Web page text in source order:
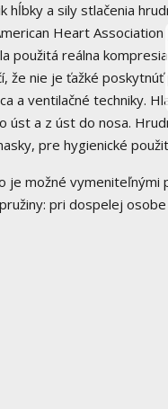
hĺbky a sily stlačenia
Heart Association
použitá reálna
že nie je ťažké
a ventilačné techniky.
a z úst do nosa.
pre hygienické
možné vymeniteľnými
pri dospelej